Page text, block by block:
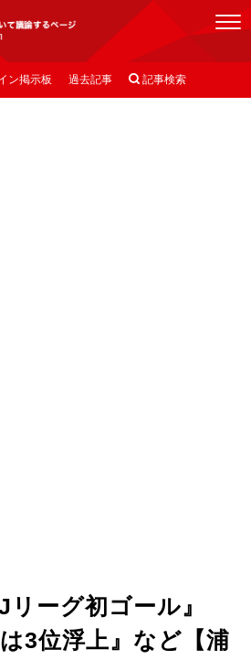
ページ
ン掲示板 過去記事  記事検索
リーグ初ゴール』
3位浮上』など【浦